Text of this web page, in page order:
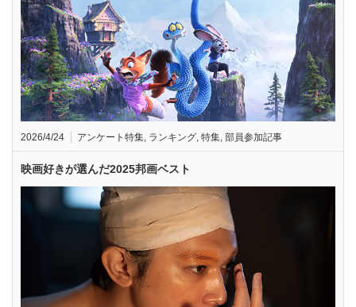
2026/4/24 アンケート特集, ランキング, 特集, 部員参加記事
映画好きが選んだ2025邦画ベスト